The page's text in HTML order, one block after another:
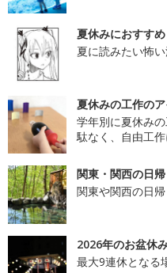
夏休みにおすす
夏に読みたい怖
夏休みの工作の
学年別に夏休み
駄なく、自由工作
関東・関西の日
関東や関西の日
2026年のお盆休
最大9連休となる